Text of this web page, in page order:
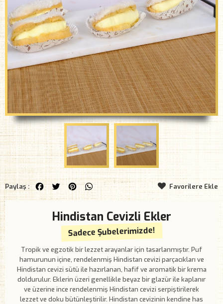
Paylaş : Facebook
TwitterPinterestWhatsApp Favorilere Ekle
Hindistan Cevizli Ekler
Sadece Şubelerimizde!
Tropik ve egzotik bir lezzet arayanlar için tasarlanmıştır. Puf
hamurunun içine, rendelenmiş Hindistan cevizi parçacıkları ve
Hindistan cevizi sütü ile hazırlanan, hafif ve aromatik bir krema
doldurulur. Eklerin üzeri genellikle beyaz bir glazür ile kaplanır
ve üzerine ince rendelenmiş Hindistan cevizi serpiştirilerek
lezzet ve doku bütünleştirilir. Hindistan cevizinin kendine has